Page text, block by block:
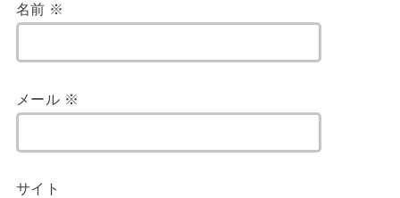
名前 ※
メール ※
サイト